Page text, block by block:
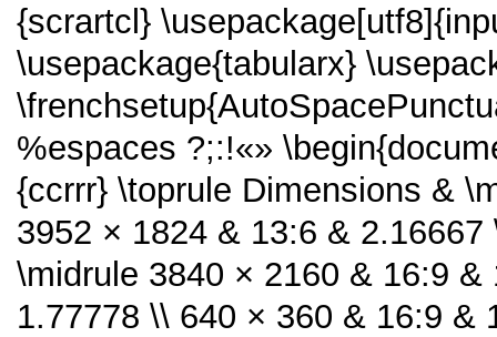
{scrartcl}
\usepackage{tabularx}
%espaces ?;:!«»
{ccrrr} \toprule Dimensions &
3952 × 1824 & 13:6 &
\midrule 3840 × 2160 & 16:9
1.77778 \\ 640 × 360 & 16:9 &